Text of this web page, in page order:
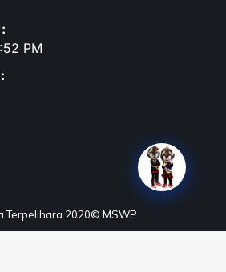
PM
Terpelihara 2020© MSWP